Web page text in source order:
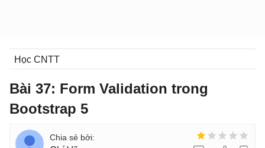
Học CNTT
Bài 37: Form Validation trong
Bootstrap 5